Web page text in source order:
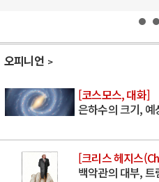
오피니언
[코스모스, 대화]
은하수의 크기,
[크리스 헤지스
백악관의 대부,